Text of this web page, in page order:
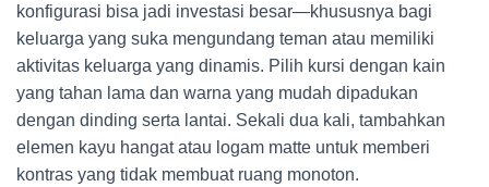
konfigurasi bisa jadi investasi besar—khususnya bagi
keluarga yang suka mengundang teman atau memiliki
aktivitas keluarga yang dinamis. Pilih kursi dengan kain
yang tahan lama dan warna yang mudah dipadukan
dengan dinding serta lantai. Sekali dua kali, tambahkan
elemen kayu hangat atau logam matte untuk memberi
kontras yang tidak membuat ruang monoton.